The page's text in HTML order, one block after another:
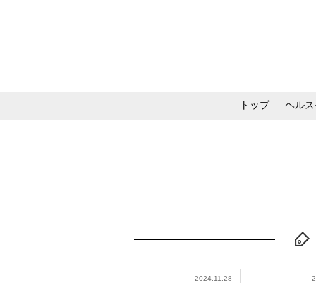
トップ ヘル
2024.11.28